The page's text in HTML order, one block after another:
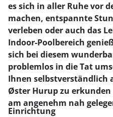
es sich in aller Ruhe vor
machen, entspannte
verleben oder auch das
Indoor-Poolbereich
sich bei diesem
problemlos in die Tat
Ihnen selbstverständlich
Øster Hurup zu
am angenehm nah
Einrichtung